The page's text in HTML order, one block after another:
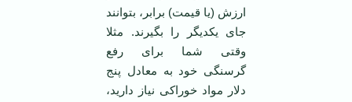
ارزش (یا قیمت) برابر، بتوانند
جای یکدیگر را بگیرند. مثلا
وقتی شما برای رفع
گرسنگی خود به معادل پنج
دلار مواد خوراکی نیاز دارید،